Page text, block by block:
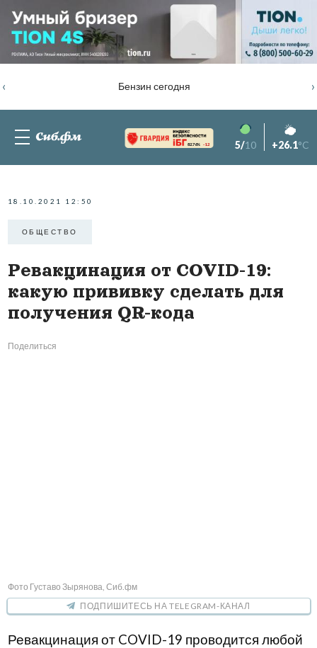
Бензин сегодня
‹ ›
82.76% -1.2 5/10 +26.1°C
18.10.2021 12:50
ОБЩЕСТВО
Ревакцинация от COVID-19:
какую прививку сделать для
получения QR-кода
Поделиться
Фото Густаво Зырянова, Сиб.фм
ПОДПИШИТЕСЬ НА TELEGRAM-КАНАЛ
Ревакцинация от COVID-19 проводится любой